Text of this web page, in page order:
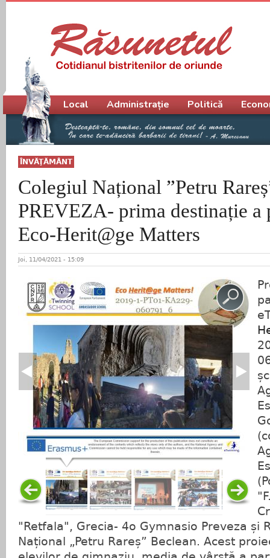
ÎNVĂŢĂMÂNT
Colegiul Național ”Petru
PREVEZA- prima destinație a
Eco-Herit@ge Matters
Joi, 11/04/2021 - 15:09
"Retfala", Grecia- 4o Gymnasio Preveza și
Național „Petru Rareș” Beclean. Acest
Meniu principal
Local Administrație Politică